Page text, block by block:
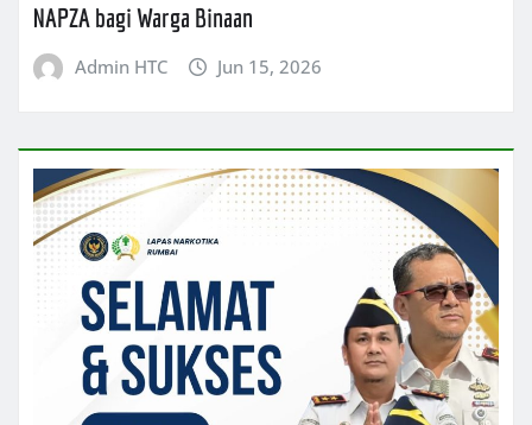
NAPZA bagi Warga Binaan
Admin HTC Jun 15, 2026